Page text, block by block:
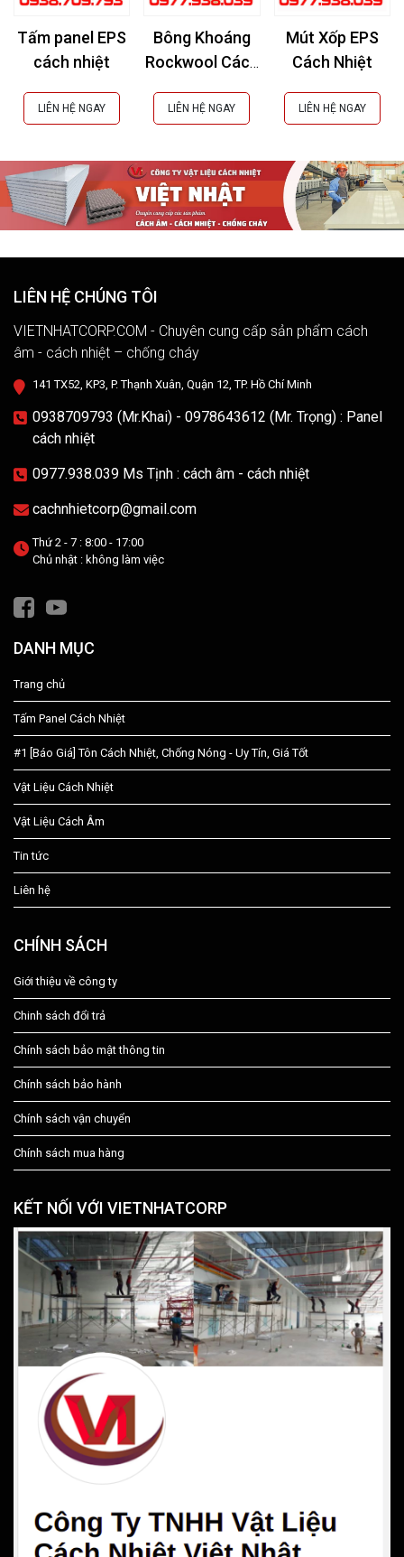
Tấm panel EPS
cách nhiệt
LIÊN HỆ NGAY
Bông Khoáng
Rockwool Cách
Chống Cháy
LIÊN HỆ NGAY
Mút Xốp EPS
Cách Nhiệt
LIÊN HỆ NGAY
LIÊN HỆ CHÚNG TÔI
VIETNHATCORP.COM - Chuyên cung cấp sản phẩm cách
âm - cách nhiệt – chống cháy
141 TX52, KP3, P. Thạnh Xuân, Quận 12, TP. Hồ Chí Minh
0938709793 (Mr.Khai) - 0978643612 (Mr. Trọng) : Panel
cách nhiệt
0977.938.039 Ms Tịnh : cách âm - cách nhiệt
cachnhietcorp@gmail.com
Thứ 2 - 7 : 8:00 - 17:00
Chủ nhật : không làm việc
DANH MỤC
Trang chủ
Tấm Panel Cách Nhiệt
#1 [Báo Giá] Tôn Cách Nhiệt, Chống Nóng - Uy Tín, Giá Tốt
Vật Liệu Cách Nhiệt
Vật Liệu Cách Âm
Tin tức
Liên hệ
CHÍNH SÁCH
Giới thiệu về công ty
Chinh sách đổi trả
Chính sách bảo mật thông tin
Chính sách bảo hành
Chính sách vận chuyển
Chính sách mua hàng
KẾT NỐI VỚI VIETNHATCORP